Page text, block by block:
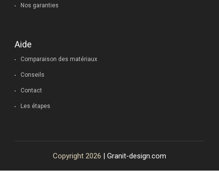
Nos garanties
Aide
Comparaison des matériaux
Conseils
Contact
Les étapes
Copyright 2026 | Granit-design.com